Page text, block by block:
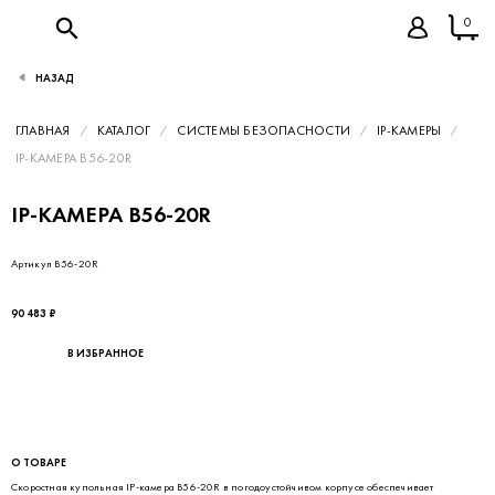
0
ГЛАВНАЯ КАТАЛОГ СИСТЕМЫ БЕЗОПАСНОСТИ
IP-КАМЕРЫ
IP-КАМЕРА B56-20R
IP-КАМЕРА B56-20R
Артикул B56-20R
90 483 ₽
В ИЗБРАННОЕ
О ТОВАРЕ
Скоростная купольная IP-камера B56-20R в погодоустойчивом корпусе обеспечивает
НАЗАД